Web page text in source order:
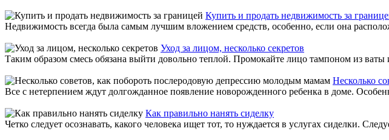
Купить и продать недвижимость за
Недвижимость всегда была самым лучшим вложением средств, особенно, если она
Уход за лицом, несколько секретов
Таким образом смесь обязана выйти довольно теплой. Промокайте лицо тампоном из
Несколько
Все с нетерпением ждут долгожданное появление новорожденного ребенка в доме.
Как правильно нанять сиделку
Четко следует осознавать, какого человека ищет тот, то нуждается в услугах сиделки.